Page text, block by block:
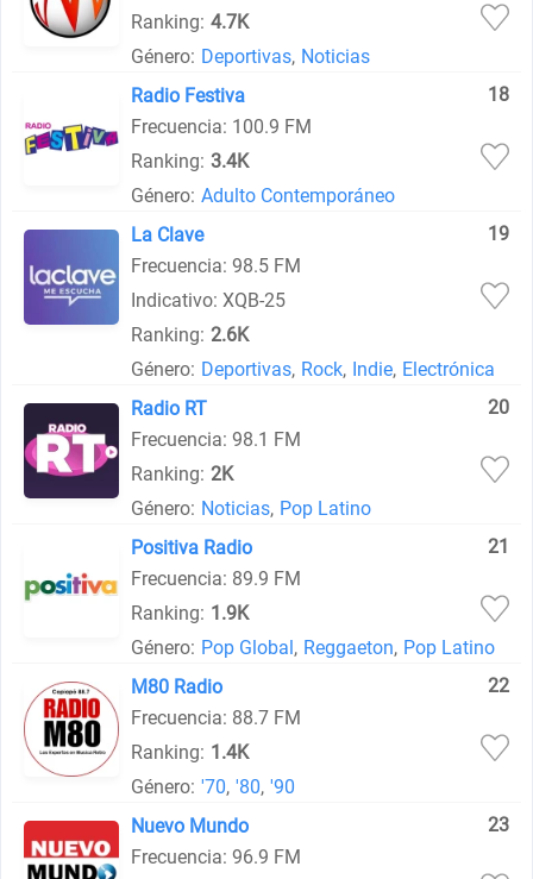
Ranking: 4.7K
Género: Deportivas, Noticias
Radio Festiva
18
Frecuencia: 100.9 FM
Ranking: 3.4K
Género: Adulto Contemporáneo
La Clave
19
Frecuencia: 98.5 FM
Indicativo: XQB-25
Ranking: 2.6K
Género: Deportivas, Rock, Indie, Electrónica
Radio RT
20
Frecuencia: 98.1 FM
Ranking: 2K
Género: Noticias, Pop Latino
Positiva Radio
21
Frecuencia: 89.9 FM
Ranking: 1.9K
Género: Pop Global, Reggaeton, Pop Latino
M80 Radio
22
Frecuencia: 88.7 FM
Ranking: 1.4K
Género: '70, '80, '90
Nuevo Mundo
23
Frecuencia: 96.9 FM